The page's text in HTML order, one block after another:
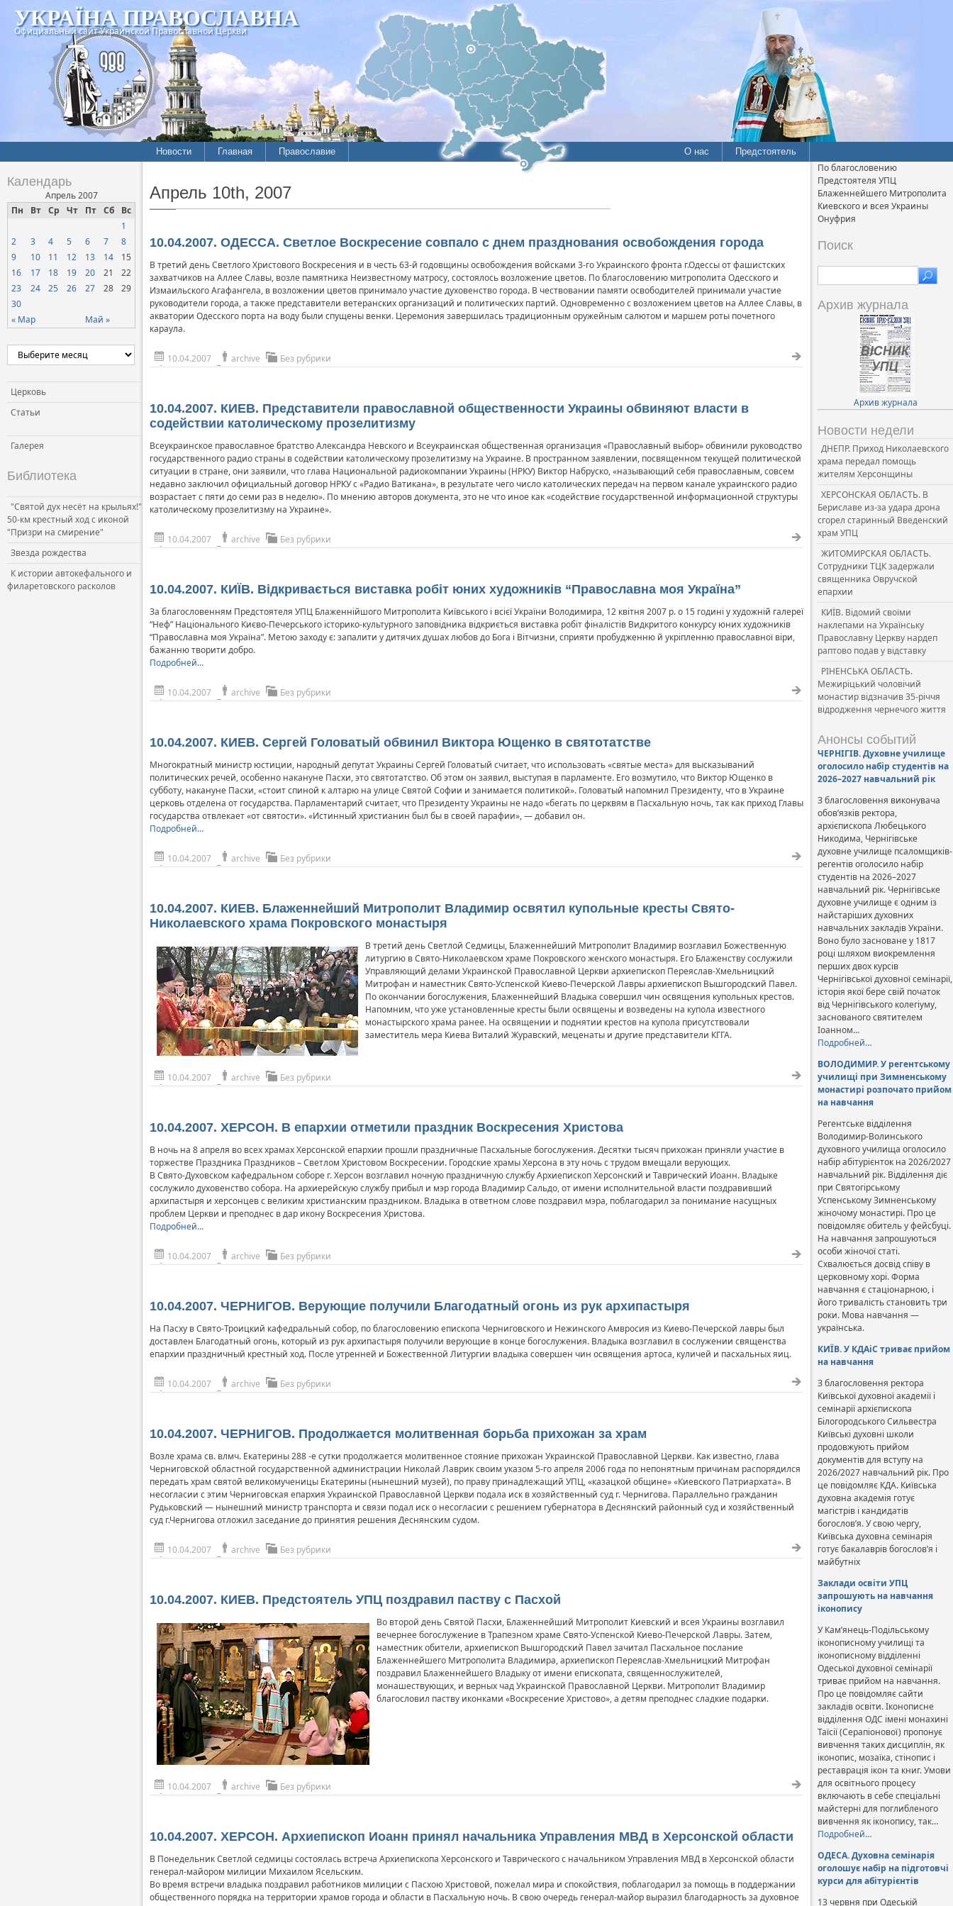
УКРАЇНА ПРАВОСЛАВНА
Официальный сайт Украинской Православной Церкви
Новости Главная Православие О нас Предстоятель
Календарь
Апрель 2007
Пн
Вт Ср Чт Пт Сб Вс
« Мар Май »
1
2
3 4 5 6 7
8
9
10 11 12 13 14
15
16
17 18 19 20 21
22
23
24 25 26 27 28
29
30
Церковь
Статьи
Галерея
Библиотека
"Святой дух несёт на крыльях!"
50-км крестный ход с иконой
"Призри на смирение"
Звезда рождества
К истории автокефального и
филаретовского расколов
Апрель 10th, 2007
10.04.2007. ОДЕССА. Светлое Воскресение совпало с днем празднования освобождения города
В третий день Светлого Христового Воскресения и в честь 63-й годовщины освобождения войсками 3-го Украинского фронта г.Одессы от фашистских
захватчиков на Аллее Славы, возле памятника Неизвестному матросу, состоялось возложение цветов. По благословению митрополита Одесского и
Измаильского Агафангела, в возложении цветов принимало участие духовенство города. В чествовании памяти освободителей принимали участие
руководители города, а также представители ветеранских организаций и политических партий. Одновременно с возложением цветов на Аллее Славы, в
акватории Одесского порта на воду были спущены венки. Церемония завершилась традиционным оружейным салютом и маршем роты почетного
караула.
10.04.2007 archive Без рубрики
10.04.2007. КИЕВ. Представители православной общественности Украины обвиняют власти в
содействии католическому прозелитизму
Всеукраинское православное братство Александра Невского и Всеукраинская общественная организация «Православный выбор» обвинили руководство
государственного радио страны в содействии католическому прозелитизму на Украине. В пространном заявлении, посвященном текущей политической
ситуации в стране, они заявили, что глава Национальной радиокомпании Украины (НРКУ) Виктор Набруско, «называющий себя православным, совсем
недавно заключил официальный договор НРКУ с «Радио Ватикана», в результате чего число католических передач на первом канале украинского радио
возрастает с пяти до семи раз в неделю». По мнению авторов документа, это не что иное как «содействие государственной информационной структуры
католическому прозелитизму на Украине».
10.04.2007 archive Без рубрики
10.04.2007. КИЇВ. Відкривається виставка робіт юних художників “Православна моя Україна”
За благословенням Предстоятеля УПЦ Блаженнійшого Митрополита Київського і всієї України Володимира, 12 квітня 2007 р. о 15 годині у художній галереї
“Неф” Національного Києво-Печерського історико-культурного заповідника відкриється виставка робіт фіналістів Видкритого конкурсу юних художників
“Православна моя Україна”. Метою заходу є: запалити у дитячих душах любов до Бога і Вітчизни, сприяти пробудженню й укріпленню православної віри,
бажанню творити добро.
Подробней…
10.04.2007 archive Без рубрики
10.04.2007. КИЕВ. Сергей Головатый обвинил Виктора Ющенко в святотатстве
Многократный министр юстиции, народный депутат Украины Сергей Головатый считает, что использовать «святые места» для высказываний
политических речей, особенно накануне Пасхи, это святотатство. Об этом он заявил, выступая в парламенте. Его возмутило, что Виктор Ющенко в
субботу, накануне Пасхи, «стоит спиной к алтарю на улице Святой Софии и занимается политикой». Головатый напомнил Президенту, что в Украине
церковь отделена от государства. Парламентарий считает, что Президенту Украины не надо «бегать по церквям в Пасхальную ночь, так как приход Главы
государства отвлекает «от святости». «Истинный христианин был бы в своей парафии», — добавил он.
Подробней…
10.04.2007 archive Без рубрики
10.04.2007. КИЕВ. Блаженнейший Митрополит Владимир освятил купольные кресты Свято-
Николаевского храма Покровского монастыря
В третий день Светлой Седмицы, Блаженнейший Митрополит Владимир возглавил Божественную
литургию в Свято-Николаевском храме Покровского женского монастыря. Его Блаженству сослужили
Управляющий делами Украинской Православной Церкви архиепископ Переяслав-Хмельницкий
Митрофан и наместник Свято-Успенской Киево-Печерской Лавры архиепископ Вышгородский Павел.
По окончании богослужения, Блаженнейший Владыка совершил чин освящения купольных крестов.
Напомним, что уже установленные кресты были освящены и возведены на купола известного
монастырского храма ранее. На освящении и поднятии крестов на купола присутствовали
заместитель мера Киева Виталий Журавский, меценаты и другие представители КГГА.
10.04.2007 archive Без рубрики
10.04.2007. ХЕРСОН. В епархии отметили праздник Воскресения Христова
В ночь на 8 апреля во всех храмах Херсонской епархии прошли праздничные Пасхальные богослужения. Десятки тысяч прихожан приняли участие в
торжестве Праздника Праздников – Светлом Христовом Воскресении. Городские храмы Херсона в эту ночь с трудом вмещали верующих.
В Свято-Духовском кафедральном соборе г. Херсон возглавил ночную праздничную службу Архиепископ Херсонский и Таврический Иоанн. Владыке
сослужило духовенство собора. На архиерейскую службу прибыл и мэр города Владимир Сальдо, от имени исполнительной власти поздравивший
архипастыря и херсонцев с великим христианским праздником. Владыка в ответном слове поздравил мэра, поблагодарил за понимание насущных
проблем Церкви и преподнес в дар икону Воскресения Христова.
Подробней…
10.04.2007 archive Без рубрики
10.04.2007. ЧЕРНИГОВ. Верующие получили Благодатный огонь из рук архипастыря
На Пасху в Свято-Троицкий кафедральный собор, по благословению епископа Черниговского и Нежинского Амвросия из Киево-Печерской лавры был
доставлен Благодатный огонь, который из рук архипастыря получили верующие в конце богослужения. Владыка возглавил в сослужении священства
епархии праздничный крестный ход. После утренней и Божественной Литургии владыка совершен чин освящения артоса, куличей и пасхальных яиц.
10.04.2007 archive Без рубрики
10.04.2007. ЧЕРНИГОВ. Продолжается молитвенная борьба прихожан за храм
Возле храма св. влмч. Екатерины 288 -е сутки продолжается молитвенное стояние прихожан Украинской Православной Церкви. Как известно, глава
Черниговской областной государственной администрации Николай Лаврик своим указом 5-го апреля 2006 года по непонятным причинам распорядился
передать храм святой великомученицы Екатерины (нынешний музей), по праву принадлежащий УПЦ, «казацкой общине» «Киевского Патриархата». В
несогласии с этим Черниговская епархия Украинской Православной Церкви подала иск в хозяйственный суд г. Чернигова. Параллельно гражданин
Рудьковский — нынешний министр транспорта и связи подал иск о несогласии с решением губернатора в Деснянский районный суд и хозяйственный
суд г.Чернигова отложил заседание до принятия решения Деснянским судом.
10.04.2007 archive Без рубрики
10.04.2007. КИЕВ. Предстоятель УПЦ поздравил паству с Пасхой
Во второй день Святой Пасхи, Блаженнейший Митрополит Киевский и всея Украины возглавил
вечернее богослужение в Трапезном храме Свято-Успенской Киево-Печерской Лавры. Затем,
наместник обители, архиепископ Вышгородский Павел зачитал Пасхальное послание
Блаженнейшего Митрополита Владимира, архиепископ Переяслав-Хмельницкий Митрофан
поздравил Блаженнейшего Владыку от имени епископата, священнослужителей,
монашествующих, и верных чад Украинской Православной Церкви. Митрополит Владимир
благословил паству иконками «Воскресение Христово», а детям преподнес сладкие подарки.
10.04.2007 archive Без рубрики
10.04.2007. ХЕРСОН. Архиепископ Иоанн принял начальника Управления МВД в Херсонской области
В Понедельник Светлой седмицы состоялась встреча Архиепископа Херсонского и Таврического с начальником Управления МВД в Херсонской области
генерал-майором милиции Михаилом Ясельским.
Во время встречи владыка поздравил работников милиции с Пасхою Христовой, пожелал мира и спокойствия, поблагодарил за помощь в поддержании
общественного порядка на территории храмов города и области в Пасхальную ночь. В свою очередь генерал-майор выразил благодарность за духовное
По благословению
Предстоятеля УПЦ
Блаженнейшего Митрополита
Киевского и всея Украины
Онуфрия
Поиск
Архив журнала
Архив журнала
Новости недели
ДНЕПР. Приход Николаевского
храма передал помощь
жителям Херсонщины
ХЕРСОНСКАЯ ОБЛАСТЬ. В
Бериславе из-за удара дрона
сгорел старинный Введенский
храм УПЦ
ЖИТОМИРСКАЯ ОБЛАСТЬ.
Сотрудники ТЦК задержали
священника Овручской
епархии
КИЇВ. Відомий своїми
наклепами на Українську
Православну Церкву нардеп
раптово подав у відставку
РІНЕНСЬКА ОБЛАСТЬ.
Межиріцький чоловічий
монастир відзначив 35-річчя
відродження чернечого життя
Анонсы событий
ЧЕРНІГІВ. Духовне училище
оголосило набір студентів на
2026–2027 навчальний рік
З благословення виконувача
обов’язків ректора,
архієпископа Любецького
Никодима, Чернігівське
духовне училище псаломщиків-
регентів оголосило набір
студентів на 2026–2027
навчальний рік. Чернігівське
духовне училище є одним із
найстаріших духовних
навчальних закладів України.
Воно було засноване у 1817
році шляхом виокремлення
перших двох курсів
Чернігівської духовної семінарії,
історія якої бере свій початок
від Чернігівського колегіуму,
заснованого святителем
Іоанном…
Подробней…
ВОЛОДИМИР. У регентському
училищі при Зимненському
монастирі розпочато прийом
на навчання
Регентське відділення
Володимир-Волинського
духовного училища оголосило
набір абітурієнток на 2026/2027
навчальний рік. Відділення діє
при Святогірському
Успенському Зимненському
жіночому монастирі. Про це
повідомляє обитель у фейсбуці.
На навчання запрошуються
особи жіночої статі.
Схвалюється досвід співу в
церковному хорі. Форма
навчання є стаціонарною, і
його тривалість становить три
роки. Мова навчання —
українська.
КИЇВ. У КДАіС триває прийом
на навчання
З благословення ректора
Київської духовної академії і
семінарії архієпископа
Білогородського Сильвестра
Київські духовні школи
продовжують прийом
документів для вступу на
2026/2027 навчальний рік. Про
це повідомляє КДА. Київська
духовна академія готує
магістрів і кандидатів
богослов’я. У свою чергу,
Київська духовна семінарія
готує бакалаврів богослов’я і
майбутніх
Заклади освіти УПЦ
запрошують на навчання
іконопису
У Кам’янець-Подільському
іконописному училищі та
іконописному відділенні
Одеської духовної семінарії
триває прийом на навчання.
Про це повідомляє сайти
закладів освіти. Іконописне
відділення ОДС імені монахині
Таїсії (Серапіонової) пропонує
вивчення таких дисциплін, як
іконопис, мозаїка, стінопис і
реставрація ікон та книг. Умови
для освітнього процесу
включають в себе спеціальні
майстерні для поглибленого
вивчення як іконопису, так…
Подробней…
ОДЕСА. Духовна семінарія
оголошує набір на підготовчі
курси для абітурієнтів
13 червня при Одеській